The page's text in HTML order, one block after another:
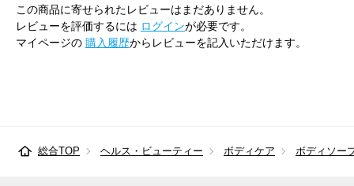
この商品に寄せられたレビューはまだありません。
レビューを評価するには ログインが必要です。
マイページの 購入履歴からレビューを記入いただけます。
総合TOP ヘルス・ビューティー ボディケア ボディソー